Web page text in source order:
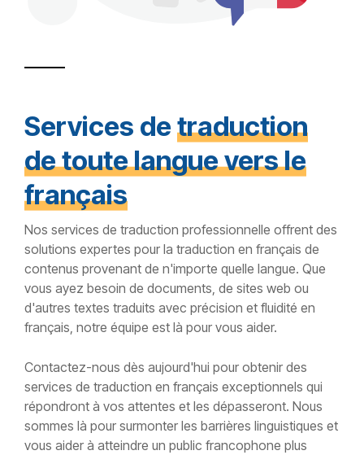
Services de traduction
de toute langue vers le
français
Nos services de traduction professionnelle offrent des
solutions expertes pour la traduction en français de
contenus provenant de n'importe quelle langue. Que
vous ayez besoin de documents, de sites web ou
d'autres textes traduits avec précision et fluidité en
français, notre équipe est là pour vous aider.
Contactez-nous dès aujourd'hui pour obtenir des
services de traduction en français exceptionnels qui
répondront à vos attentes et les dépasseront. Nous
sommes là pour surmonter les barrières linguistiques et
vous aider à atteindre un public francophone plus